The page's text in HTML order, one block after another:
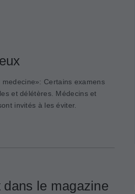
medecine»: Certains examens
et délétères. Médecins et
invités à les éviter.
le magazine